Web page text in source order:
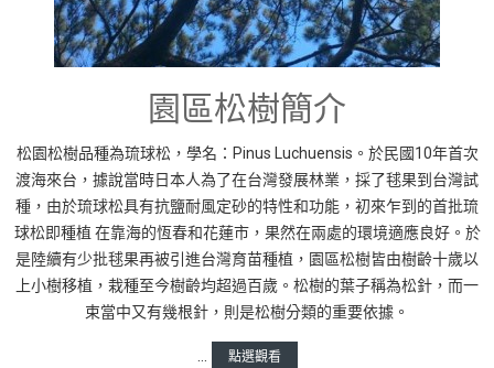
園區松樹簡介
松園松樹品種為琉球松，學名：Pinus Luchuensis。於民國10年首次
渡海來台，據說當時日本人為了在台灣發展林業，採了毬果到台灣試
種，由於琉球松具有抗鹽耐風定砂的特性和功能，初來乍到的首批琉
球松即種植 在靠海的恆春和花蓮市，果然在兩處的環境適應良好。於
是陸續有少批毬果再被引進台灣育苗種植，園區松樹皆由樹齡十歲以
上小樹移植，栽種至今樹齡均超過百歲。松樹的葉子稱為松針，而一
束當中又有幾根針，則是松樹分類的重要依據。
... 點選觀看